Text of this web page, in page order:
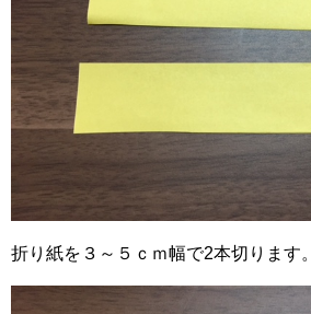
折り紙を３～５ｃｍ幅で2本切ります。